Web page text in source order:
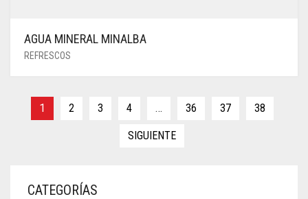
AGUA MINERAL MINALBA
REFRESCOS
1 2 3 4 … 36 37 38
SIGUIENTE
CATEGORÍAS